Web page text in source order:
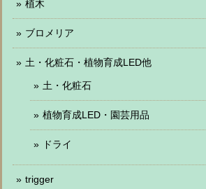
植木
ブロメリア
土・化粧石・植物育成LED他
土・化粧石
植物育成LED・園芸用品
ドライ
trigger